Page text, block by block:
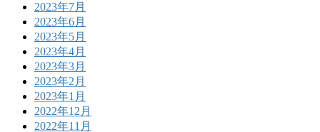
2023年7月
2023年6月
2023年5月
2023年4月
2023年3月
2023年2月
2023年1月
2022年12月
2022年11月